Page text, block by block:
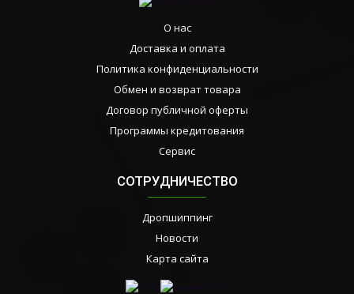
О нас
Доставка и оплата
Политика конфиденциальности
Обмен и возврат товара
Договор публичной оферты
Программы кредитования
Сервис
СОТРУДНИЧЕСТВО
Дропшиппинг
Новости
Карта сайта